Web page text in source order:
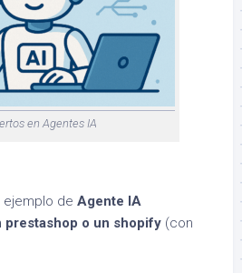
en Agentes IA
ejemplo de Agente IA
prestashop o un shopify (con